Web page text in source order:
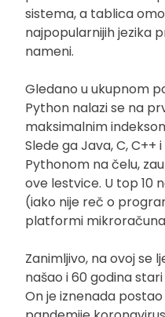
sistema, a tablica
najpopularnijih jezika
nameni.
Gledano u ukupnom
Python nalazi se na
maksimalnim
Slede ga Java, C, C++
Pythonom na čelu,
ove lestvice. U top 10
(iako nije reč o
platformi
Zanimljivo, na ovoj se
našao i 60 godina
On je iznenada